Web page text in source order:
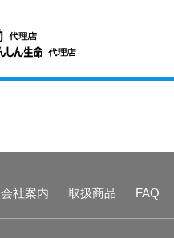
会社案内 取扱商品 FAQ